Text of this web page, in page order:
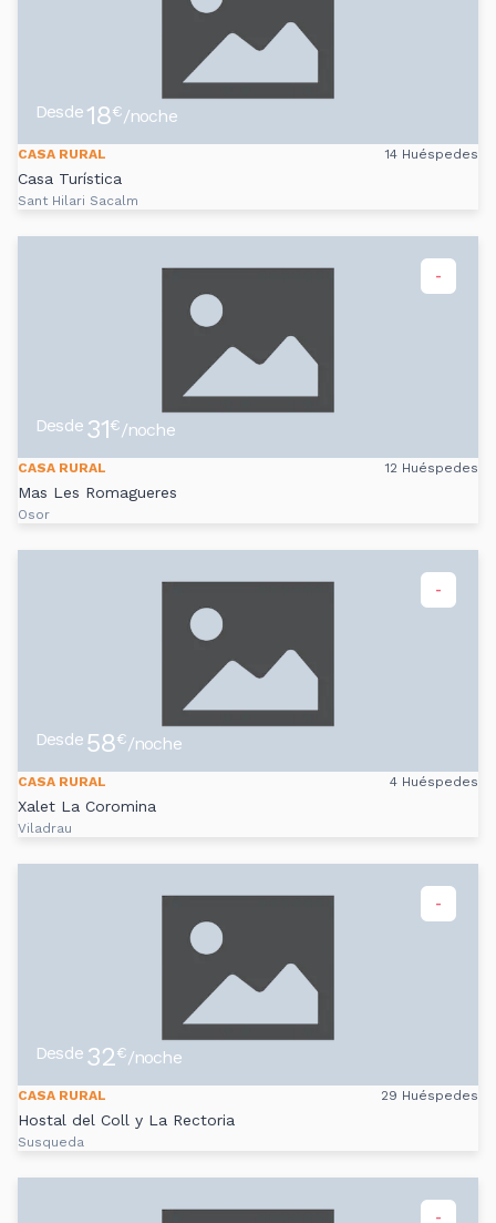
Desde 18€/noche
CASA RURAL 14 Huéspedes
Casa Turística
Sant Hilari Sacalm
-
Desde 31€/noche
CASA RURAL 12 Huéspedes
Mas Les Romagueres
Osor
-
Desde 58€/noche
CASA RURAL 4 Huéspedes
Xalet La Coromina
Viladrau
-
Desde 32€/noche
CASA RURAL 29 Huéspedes
Hostal del Coll y La Rectoria
Susqueda
-